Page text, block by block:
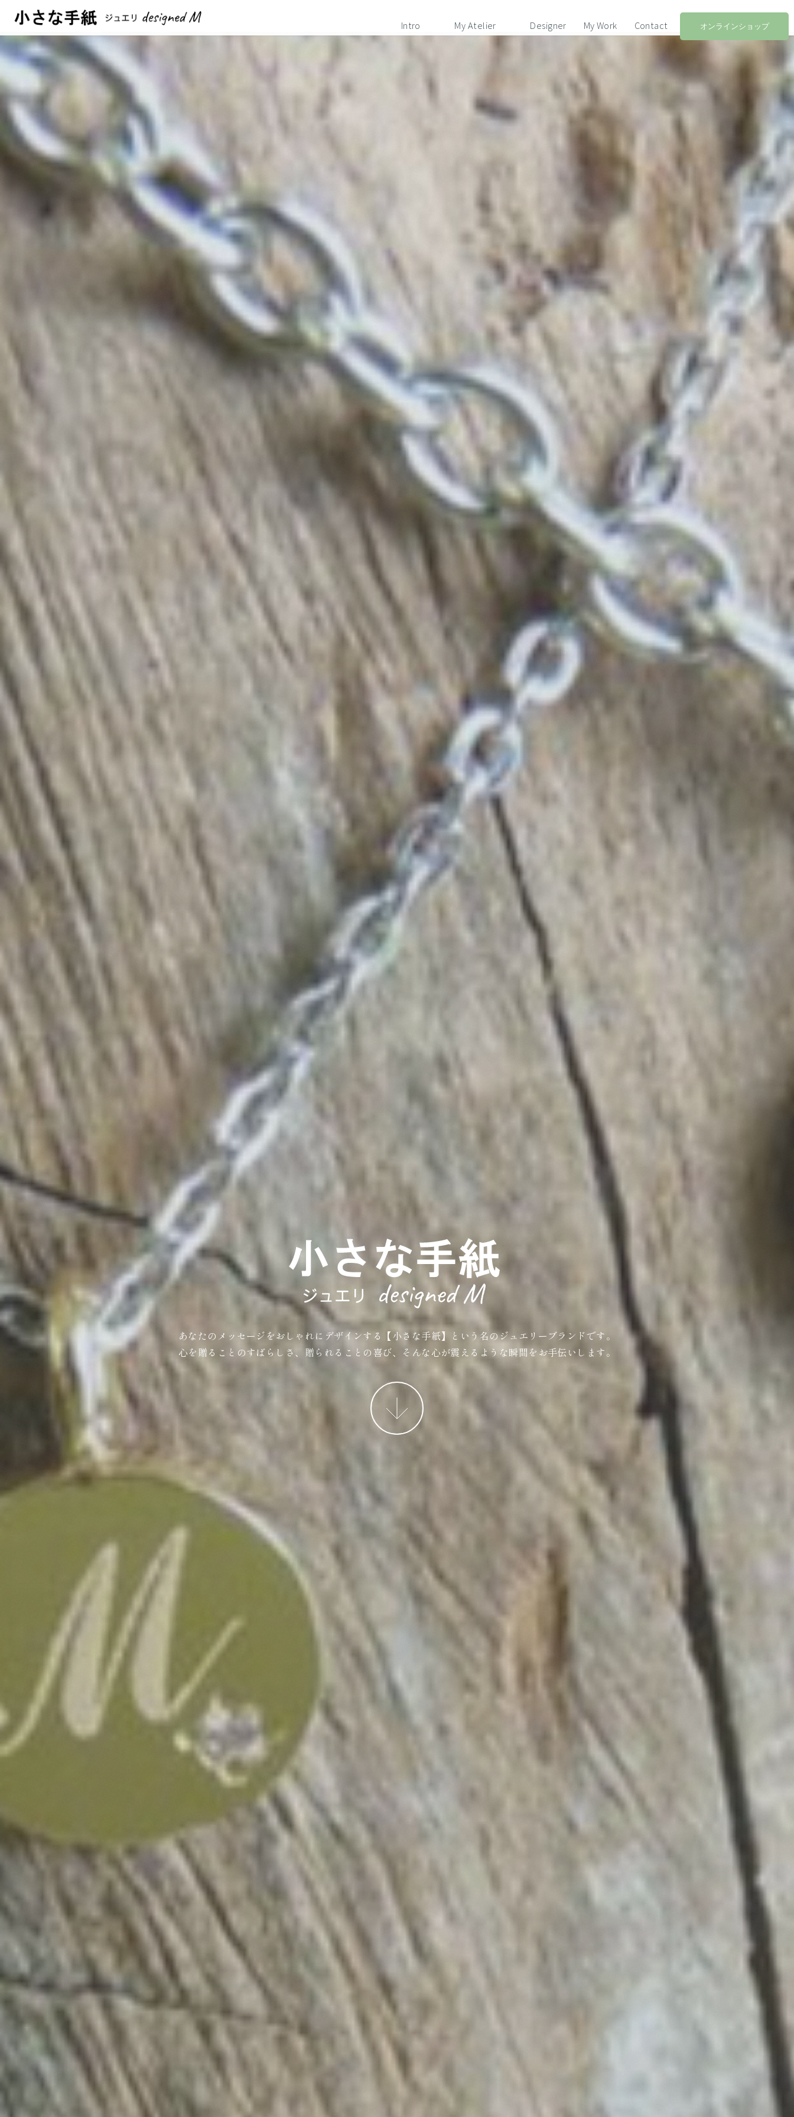
Intro My Atelier Designer My Work Contact オンラインショップ
あなたのメッセージをおしゃれにデザインする【小さな手紙】という名のジュエリーブランドです。
心を贈ることのすばらしさ、贈られることの喜び、そんな心が震えるような瞬間をお手伝いします。
More